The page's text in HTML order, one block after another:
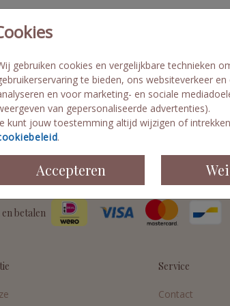
gebruiken cookies en vergelijkbare technieken
te bieden, ons websiteverkeer
en voor marketing- en sociale
van gepersonaliseerde advertenties).
kunt jouw toestemming altijd wijzigen of
.
Accepteren
betalen
Service
Contact